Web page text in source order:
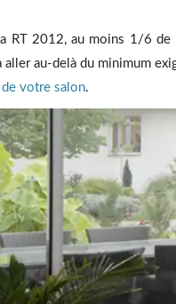
RT 2012, au moins 1/6
aller au-delà du minimum
votre salon.